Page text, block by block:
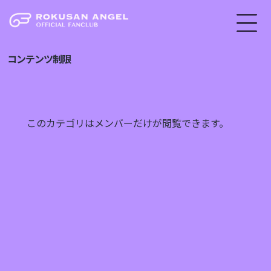
コンテンツ制限
このカテゴリはメンバーだけが閲覧できます。